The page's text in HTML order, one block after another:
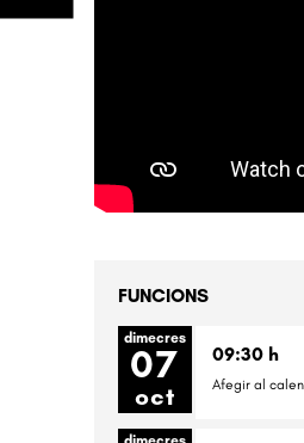
FUNCIONS
dimecres
07
oct
09:30 h
Afegir al